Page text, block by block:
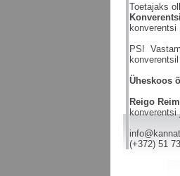
Toetajaks
PS!
Üheskoos
Reigo
konverentsi
(+372) 51